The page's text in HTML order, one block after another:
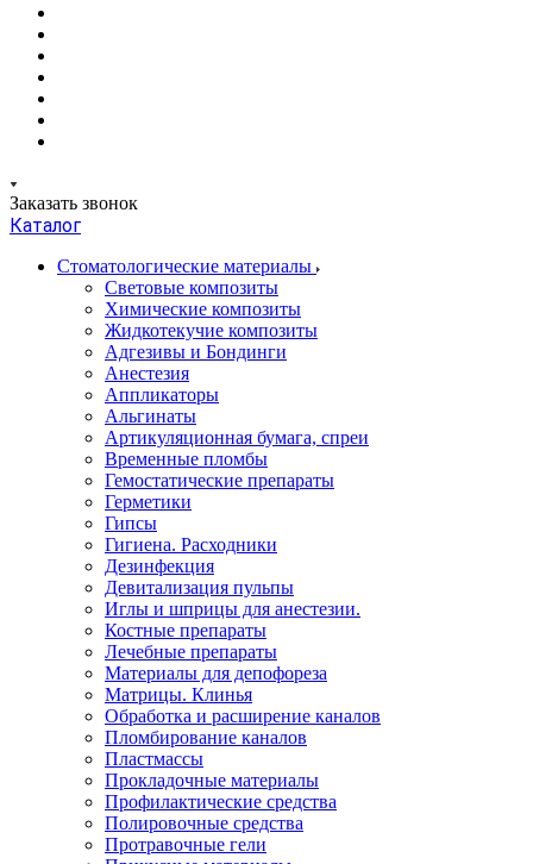
Заказать звонок
Каталог
Стоматологические материалы
Световые композиты
Химические композиты
Жидкотекучие композиты
Адгезивы и Бондинги
Анестезия
Аппликаторы
Альгинаты
Артикуляционная бумага, спреи
Временные пломбы
Гемостатические препараты
Герметики
Гипсы
Гигиена. Расходники
Дезинфекция
Девитализация пульпы
Иглы и шприцы для анестезии.
Костные препараты
Лечебные препараты
Материалы для депофореза
Матрицы. Клинья
Обработка и расширение каналов
Пломбирование каналов
Пластмассы
Прокладочные материалы
Профилактические средства
Полировочные средства
Протравочные гели